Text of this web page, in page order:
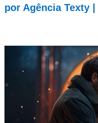
por Agência Texty|